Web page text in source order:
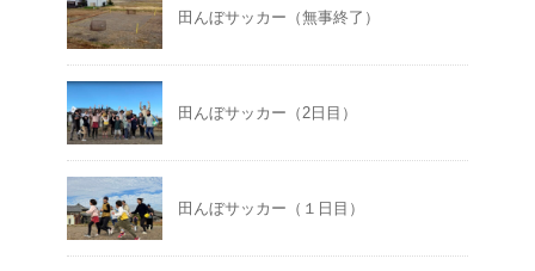
田んぼサッカー（無事終了）
田んぼサッカー（2日目）
田んぼサッカー（１日目）